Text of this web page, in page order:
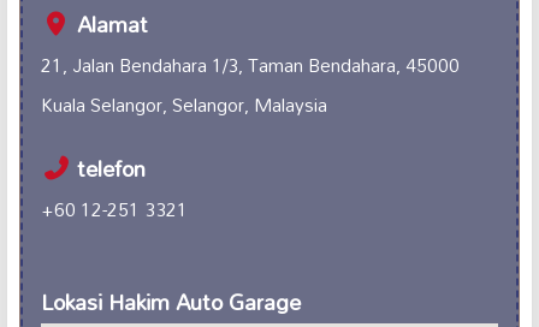
Alamat
21, Jalan Bendahara 1/3, Taman Bendahara, 45000
Kuala Selangor, Selangor, Malaysia
telefon
+60 12-251 3321
Lokasi Hakim Auto Garage